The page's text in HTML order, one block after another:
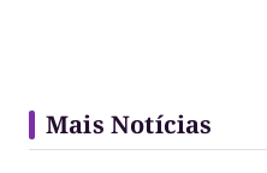
Mais Notícias